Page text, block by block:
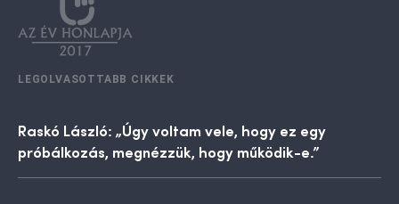
LEGOLVASOTTABB CIKKEK
Raskó László: „Úgy voltam vele, hogy ez egy
próbálkozás, megnézzük, hogy működik-e.”